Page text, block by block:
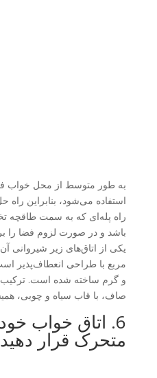
به طور متوسط ​​از محل خواب
استفاده می‌شود، بنابراین
راه پله‌ای که به سمت طاقچه
باشد و در صورت لزوم فضا را
مربع با طراحی انعطاف‌پذیر
و گرم ساخته شده است.
صاف، با قاب سیاه و چوبی،
6. اتاق خواب
متحرک قرار دهید